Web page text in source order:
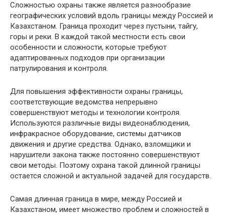
Сложностью охраны также является разнообразие
географических условий вдоль границы между Россией и
Казахстаном. Граница проходит через пустыни, тайгу,
горы и реки. В каждой такой местности есть свои
особенности и сложности, которые требуют
адаптированных подходов при организации
патрулирования и контроля.
Для повышения эффективности охраны границы,
соответствующие ведомства непрерывно
совершенствуют методы и технологии контроля.
Используются различные виды видеонаблюдения,
инфракрасное оборудование, системы датчиков
движения и другие средства. Однако, взломщики и
нарушители закона также постоянно совершенствуют
свои методы. Поэтому охрана такой длинной границы
остается сложной и актуальной задачей для государств.
Самая длинная граница в мире, между Россией и
Казахстаном, имеет множество проблем и сложностей в